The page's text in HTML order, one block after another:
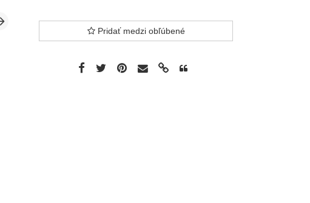
Pridať medzi obľúbené